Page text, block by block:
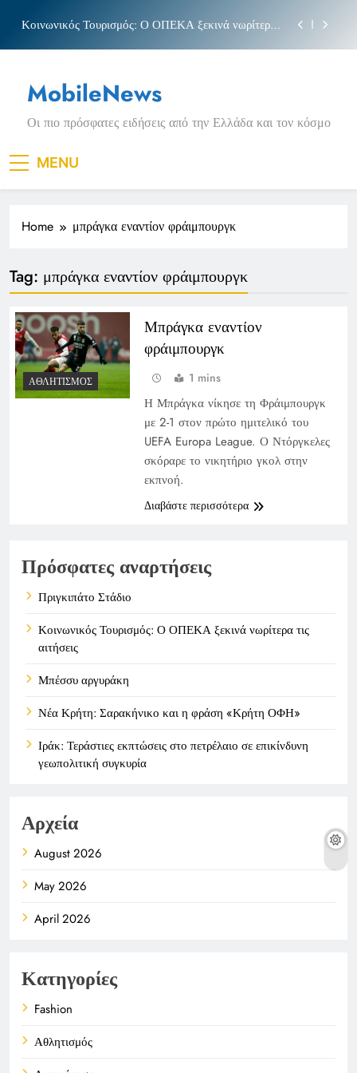
content
Κοινωνικός Τουρισμός: Ο ΟΠΕΚΑ ξεκινά νωρίτερα
Νέα Κρήτη: Σαρακήνικο και η φράση «Κρήτη
ΟΦΗ»
Πριγκιπάτο Στάδιο
Κοινωνικός Τουρισμός: Ο ΟΠΕΚΑ ξεκινά νωρίτερα
τις αιτήσεις
Μπέσσυ αργυράκη
Νέα Κρήτη: Σαρακήνικο και η φράση «Κρήτη
MobileNews
Οι πιο πρόσφατες ειδήσεις από την Ελλάδα και τον κόσμο
MENU
Home μπράγκα εναντίον φράιμπουργκ
Tag: μπράγκα εναντίον φράιμπουργκ
ΑΘΛΗΤΙΣΜΌΣ
Μπράγκα εναντίον
φράιμπουργκ
1 mins
Η Μπράγκα νίκησε τη Φράιμπουργκ
με 2-1 στον πρώτο ημιτελικό του
UEFA Europa League. Ο Ντόργκελες
σκόραρε το νικητήριο γκολ στην
εκπνοή.
Διαβάστε περισσότερα
Πρόσφατες αναρτήσεις
Πριγκιπάτο Στάδιο
Κοινωνικός Τουρισμός: Ο ΟΠΕΚΑ ξεκινά νωρίτερα τις
αιτήσεις
Μπέσσυ αργυράκη
Νέα Κρήτη: Σαρακήνικο και η φράση «Κρήτη ΟΦΗ»
Ιράκ: Τεράστιες εκπτώσεις στο πετρέλαιο σε επικίνδυνη
γεωπολιτική συγκυρία
Αρχεία
August 2026
May 2026
April 2026
Κατηγορίες
Fashion
Αθλητισμός